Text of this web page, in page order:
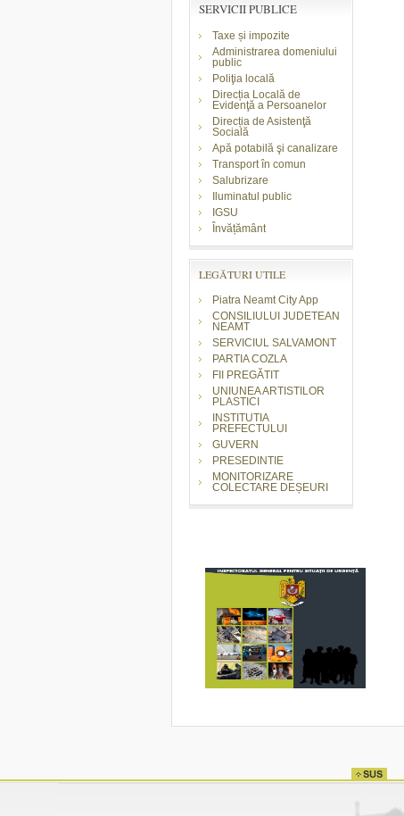
SERVICII PUBLICE
Taxe și impozite
Administrarea domeniului
public
Poliţia locală
Direcția Locală de
Evidenţă a Persoanelor
Direcția de Asistenţă
Socială
Apă potabilă şi canalizare
Transport în comun
Salubrizare
Iluminatul public
IGSU
Învățământ
LEGĂTURI UTILE
Piatra Neamt City App
CONSILIULUI JUDETEAN
NEAMT
SERVICIUL SALVAMONT
PARTIA COZLA
FII PREGĂTIT
UNIUNEA ARTISTILOR
PLASTICI
INSTITUTIA
PREFECTULUI
GUVERN
PRESEDINTIE
MONITORIZARE
COLECTARE DEȘEURI